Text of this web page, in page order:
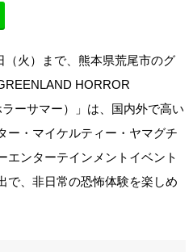
（火）まで、熊本県荒尾市のグ
HORROR
ーサマー）」は、国内外で高い
ー・マイケルティー・ヤマグチ
エンターテインメントイベント
で、非日常の恐怖体験を楽しめ